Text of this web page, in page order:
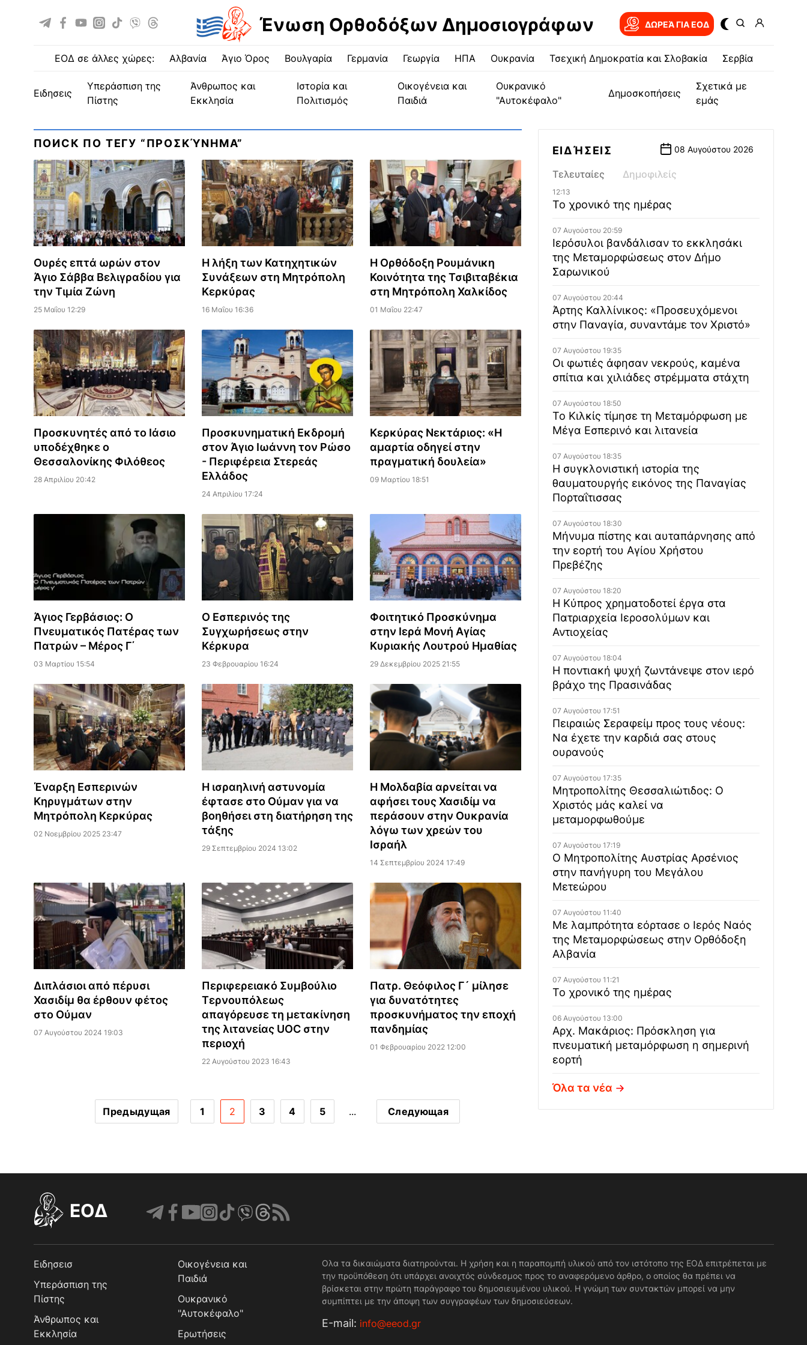
Ένωση Ορθοδόξων Δημοσιογράφων ΔΩΡΕΆ ΓΙΑ EOΔ
ΕΟΔ σε άλλες χώρες: Αλβανία Άγιο Όρος Βουλγαρία Γερμανία Γεωργία ΗΠΑ Ουκρανία Τσεχική Δημοκρατία και Σλοβακία Σερβία
ειδησεις
Υπεράσπιση της
Πίστης
Άνθρωπος και
Εκκλησία
Ιστορία και
Πολιτισμός
Οικογένεια και
Παιδιά
Ουκρανικό
"Αυτοκέφαλο"
Δημοσκοπήσεις
Σχετικά με
εμάς
ПОИСК ПО ТЕГУ “ΠΡΟΣΚΎΝΗΜΑ”
Ουρές επτά ωρών στον
Άγιο Σάββα Βελιγραδίου για
την Τιμία Ζώνη
25 Μαΐου 12:29
Η λήξη των Κατηχητικών
Συνάξεων στη Μητρόπολη
Κερκύρας
16 Μαΐου 16:36
Η Ορθόδοξη Ρουμάνικη
Κοινότητα της Τσιβιταβέκια
στη Μητρόπολη Χαλκίδος
01 Μαΐου 22:47
Προσκυνητές από το Ιάσιο
υποδέχθηκε ο
Θεσσαλονίκης Φιλόθεος
28 Απριλίου 20:42
Προσκυνηματική Εκδρομή
στον Άγιο Ιωάννη τον Ρώσο
- Περιφέρεια Στερεάς
Ελλάδος
24 Απριλίου 17:24
Κερκύρας Νεκτάριος: «Η
αμαρτία οδηγεί στην
πραγματική δουλεία»
09 Μαρτίου 18:51
Άγιος Γερβάσιος: Ο
Πνευματικός Πατέρας των
Πατρών – Μέρος Γ΄
03 Μαρτίου 15:54
Ο Εσπερινός της
Συγχωρήσεως στην
Κέρκυρα
23 Φεβρουαρίου 16:24
Φοιτητικό Προσκύνημα
στην Ιερά Μονή Αγίας
Κυριακής Λουτρού Ημαθίας
29 Δεκεμβρίου 2025 21:55
Έναρξη Εσπερινών
Κηρυγμάτων στην
Μητρόπολη Κερκύρας
02 Νοεμβρίου 2025 23:47
Η ισραηλινή αστυνομία
έφτασε στο Ούμαν για να
βοηθήσει στη διατήρηση της
τάξης
29 Σεπτεμβρίου 2024 13:02
Η Μολδαβία αρνείται να
αφήσει τους Χασιδίμ να
περάσουν στην Ουκρανία
λόγω των χρεών του
Ισραήλ
14 Σεπτεμβρίου 2024 17:49
Διπλάσιοι από πέρυσι
Χασιδίμ θα έρθουν φέτος
στο Ούμαν
07 Αυγούστου 2024 19:03
Περιφερειακό Συμβούλιο
Τερνουπόλεως
απαγόρευσε τη μετακίνηση
της λιτανείας UOC στην
περιοχή
22 Αυγούστου 2023 16:43
Πατρ. Θεόφιλος Γ´ μίλησε
για δυνατότητες
προσκυνήματος την εποχή
πανδημίας
01 Φεβρουαρίου 2022 12:00
Предыдущая 1 2 3 4 5 ... Следующая
ΕΙΔΉΣΕΙΣ 08 Αυγούστου 2026
Τελευταίες Δημοφιλείς
12:13
Το χρονικό της ημέρας
07 Αυγούστου 20:59
Ιερόσυλοι βανδάλισαν το εκκλησάκι
της Μεταμορφώσεως στον Δήμο
Σαρωνικού
07 Αυγούστου 20:44
Άρτης Καλλίνικος: «Προσευχόμενοι
στην Παναγία, συναντάμε τον Χριστό»
07 Αυγούστου 19:35
Οι φωτιές άφησαν νεκρούς, καμένα
σπίτια και χιλιάδες στρέμματα στάχτη
07 Αυγούστου 18:50
Το Κιλκίς τίμησε τη Μεταμόρφωση με
Μέγα Εσπερινό και λιτανεία
07 Αυγούστου 18:35
Η συγκλονιστική ιστορία της
θαυματουργής εικόνος της Παναγίας
Πορταΐτισσας
07 Αυγούστου 18:30
Μήνυμα πίστης και αυταπάρνησης από
την εορτή του Αγίου Χρήστου
Πρεβέζης
07 Αυγούστου 18:20
Η Κύπρος χρηματοδοτεί έργα στα
Πατριαρχεία Ιεροσολύμων και
Αντιοχείας
07 Αυγούστου 18:04
Η ποντιακή ψυχή ζωντάνεψε στον ιερό
βράχο της Πρασινάδας
07 Αυγούστου 17:51
Πειραιώς Σεραφείμ προς τους νέους:
Να έχετε την καρδιά σας στους
ουρανούς
07 Αυγούστου 17:35
Μητροπολίτης Θεσσαλιώτιδος: Ο
Χριστός μάς καλεί να
μεταμορφωθούμε
07 Αυγούστου 17:19
Ο Μητροπολίτης Αυστρίας Αρσένιος
στην πανήγυρη του Μεγάλου
Μετεώρου
07 Αυγούστου 11:40
Με λαμπρότητα εόρτασε ο Ιερός Ναός
της Μεταμορφώσεως στην Ορθόδοξη
Αλβανία
07 Αυγούστου 11:21
Το χρονικό της ημέρας
06 Αυγούστου 13:00
Αρχ. Μακάριος: Πρόσκληση για
πνευματική μεταμόρφωση η σημερινή
εορτή
Όλα τα νέα
EOΔ
Ειδησεισ
Υπεράσπιση της
Πίστης
Άνθρωπος και
Εκκλησία
Οικογένεια και
Παιδιά
Ουκρανικό
"Αυτοκέφαλο"
Ερωτήσεις
Ολα τα δικαιώματα διατηρούνται. Η χρήση και η παραπομπή υλικού από τον ιστότοπο της ΕΟΔ επιτρέπεται με
την προϋπόθεση ότι υπάρχει ανοιχτός σύνδεσμος προς το αναφερόμενο άρθρο, ο οποίος θα πρέπει να
βρίσκεται στην πρώτη παράγραφο του δημοσιευμένου υλικού. Η γνώμη των συντακτών μπορεί να μην
συμπίπτει με την άποψη των συγγραφέων των δημοσιεύσεων.
Е-mail: info@eeod.gr